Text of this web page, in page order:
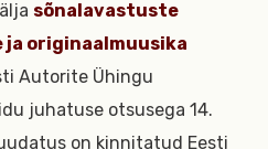
sõnalavastuste
ja originaalmuusika
Autorite Ühingu
juhatuse otsusega 14.
on kinnitatud Eesti